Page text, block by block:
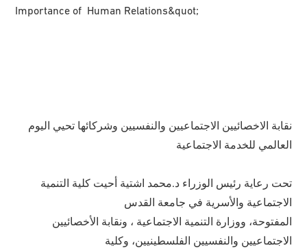
Importance of Human Relations&quot;
نقابة الاخصائيين الاجتماعيين والنفسيين وشركائها تحيي اليوم
العالمي للخدمة الاجتماعية
تحت رعاية رئيس الوزراء د.محمد اشتية أحيت كلية التنمية
الاجتماعية والأسرية في جامعة القدس
المفتوحة، ووزارة التنمية الاجتماعية ، ونقابة الأخصائيين
الاجتماعيين والنفسيين الفلسطينيين، وكلية